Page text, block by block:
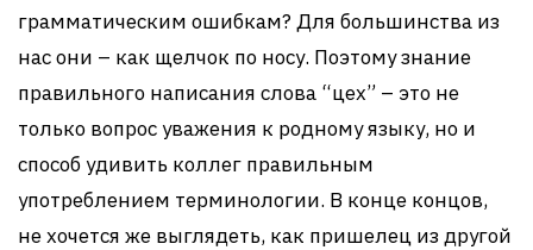
грамматическим ошибкам? Для большинства из
нас они – как щелчок по носу. Поэтому знание
правильного написания слова “цех” – это не
только вопрос уважения к родному языку, но и
способ удивить коллег правильным
употреблением терминологии. В конце концов,
не хочется же выглядеть, как пришелец из другой